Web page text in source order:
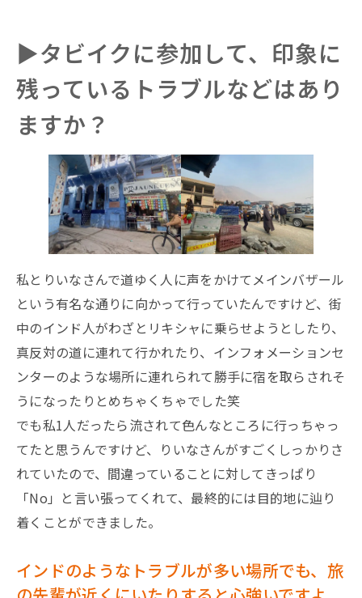
▶︎タビイクに参加して、印象に
残っているトラブルなどはあり
ますか？
私とりいなさんで道ゆく人に声をかけてメインバザール
という有名な通りに向かって行っていたんですけど、街
中のインド人がわざとリキシャに乗らせようとしたり、
真反対の道に連れて行かれたり、インフォメーションセ
ンターのような場所に連れられて勝手に宿を取らされそ
うになったりとめちゃくちゃでした笑
でも私1人だったら流されて色んなところに行っちゃっ
てたと思うんですけど、りいなさんがすごくしっかりさ
れていたので、間違っていることに対してきっぱり
「No」と言い張ってくれて、最終的には目的地に辿り
着くことができました。
インドのようなトラブルが多い場所でも、旅